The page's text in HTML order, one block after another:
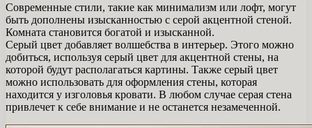
Современные стили, такие как минимализм или лофт, могут
быть дополнены изысканностью с серой акцентной стеной.
Комната становится богатой и изысканной.
Серый цвет добавляет волшебства в интерьер. Этого можно
добиться, используя серый цвет для акцентной стены, на
которой будут располагаться картины. Также серый цвет
можно использовать для оформления стены, которая
находится у изголовья кровати. В любом случае серая стена
привлечет к себе внимание и не останется незамеченной.